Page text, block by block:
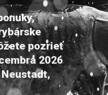
pozrieť
2026
Neustadt,